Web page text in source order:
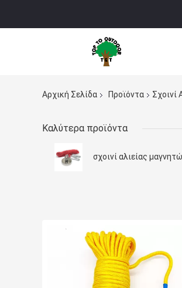
Αρχική Σελίδα Προϊόντα Σχοινί
Καλύτερα προϊόντα
σχοινί αλιείας